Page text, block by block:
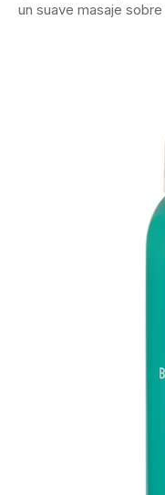
un suave masaje sobre